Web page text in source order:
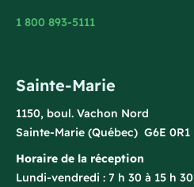
1 800 893-5111
Sainte-Marie
1150, boul. Vachon Nord
Sainte-Marie (Québec) G6E 0R1
Horaire de la réception
Lundi-vendredi : 7 h 30 à 15 h 30